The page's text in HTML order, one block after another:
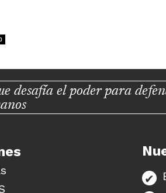
desafía el poder para